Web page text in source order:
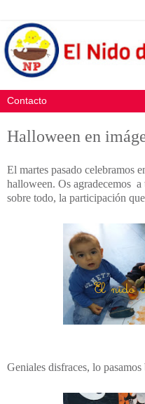
Halloween en
El martes pasado celebramos
halloween. Os agradecemos
sobre todo, la participación
Geniales disfraces, lo